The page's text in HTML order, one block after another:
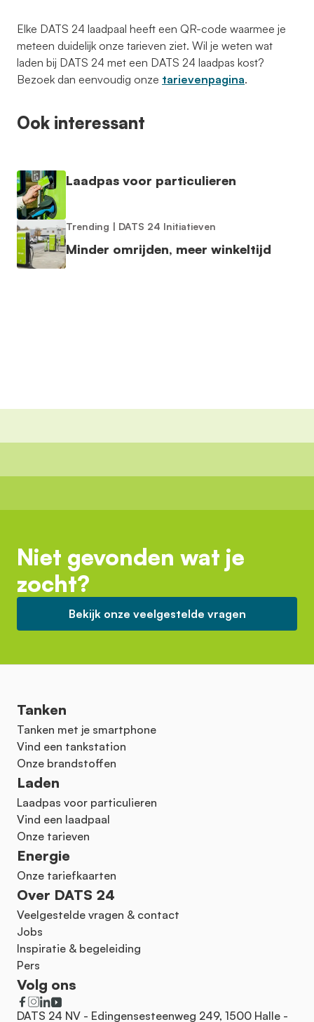
Elke DATS 24 laadpaal heeft een QR-code waarmee je
meteen duidelijk onze tarieven ziet. Wil je weten wat
laden bij DATS 24 met een DATS 24 laadpas kost?
Bezoek dan eenvoudig onze tarievenpagina.
Ook interessant
Laadpas voor particulieren
Trending | DATS 24 Initiatieven
Minder omrijden, meer winkeltijd
Niet gevonden wat je
zocht?
Bekijk onze veelgestelde vragen
Tanken
Tanken met je smartphone
Vind een tankstation
Onze brandstoffen
Laden
Laadpas voor particulieren
Vind een laadpaal
Onze tarieven
Energie
Onze tariefkaarten
Over DATS 24
Veelgestelde vragen & contact
Jobs
Inspiratie & begeleiding
Pers
Volg ons
DATS 24 NV - Edingensesteenweg 249, 1500 Halle -